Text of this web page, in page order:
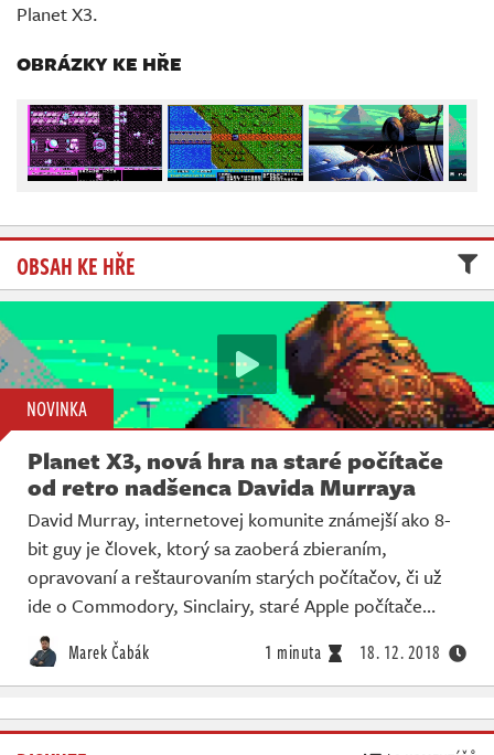
Komunita
Redakce
Živě
Planet X3.
OBRÁZKY KE HŘE
OBSAH KE HŘE
NOVINKA
Planet X3, nová hra na staré počítače
od retro nadšenca Davida Murraya
David Murray, internetovej komunite známejší ako 8-
bit guy je človek, ktorý sa zaoberá zbieraním,
opravovaní a reštaurovaním starých počítačov, či už
ide o Commodory, Sinclairy, staré Apple počítače…
Marek Čabák 1 minuta 18. 12. 2018